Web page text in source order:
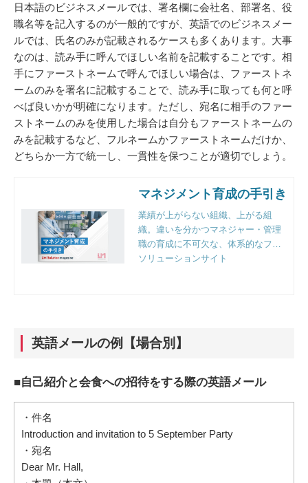
日本語のビジネスメールでは、署名欄に会社名、部署名、役
職名等を記入するのが一般的ですが、英語でのビジネスメー
ルでは、氏名のみが記載されるケースも多くあります。大事
なのは、読み手に呼んでほしい名前を記載することです。相
手にファーストネームで呼んでほしい場合は、ファーストネ
ームのみを署名に記載することで、読み手に取っても何と呼
べば良いかが明確になります。ただし、宛名に相手のファー
ストネームのみを使用した場合は自分もファーストネームの
みを記載するなど、フルネームかファーストネームだけか、
どちらか一方で統一し、一貫性を保つことが適切でしょう。
マネジメント育成の手引き
業績が上がらない組織、上がる組
織。違いを分かつマネジャー・管理
職の育成に不可欠な、体系的なフレ
ームワークと実践のポイントとは。
ソリューションサイト
英語メールの例【場合別】
■自己紹介と会食への招待をする際の英語メール
・件名
Introduction and invitation to 5 September Party
・宛名
Dear Mr. Hall,